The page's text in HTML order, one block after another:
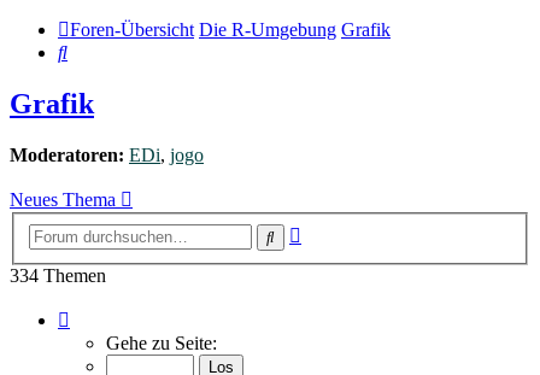
Foren-Übersicht Die R-Umgebung Grafik
Suche
Grafik
Moderatoren: EDi, jogo
Neues Thema
Suche
334 Themen
von
Gehe zu Seite: